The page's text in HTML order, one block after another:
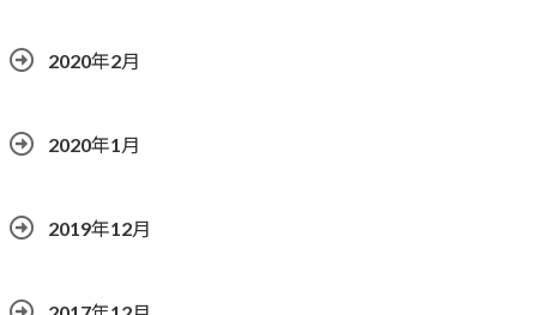
2020年2月
2020年1月
2019年12月